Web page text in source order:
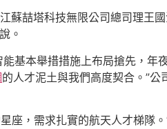
蘇喆塔科技無限公司總司理王
。
基本舉措措施上布局搶先，年
的人才泥土與我們高度契合。”公
座，需求扎實的航天人才梯隊